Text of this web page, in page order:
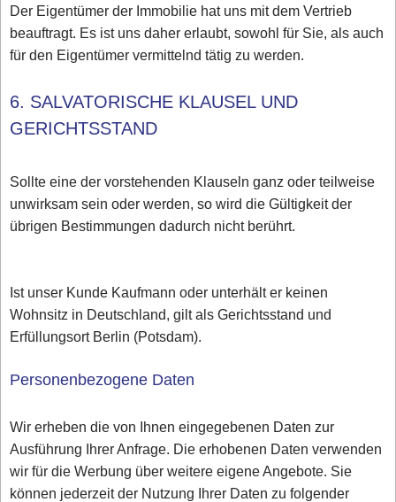
Der Eigentümer der Immobilie hat uns mit dem Vertrieb
beauftragt. Es ist uns daher erlaubt, sowohl für Sie, als auch
für den Eigentümer vermittelnd tätig zu werden.
6. SALVATORISCHE KLAUSEL UND
GERICHTSSTAND
Sollte eine der vorstehenden Klauseln ganz oder teilweise
unwirksam sein oder werden, so wird die Gültigkeit der
übrigen Bestimmungen dadurch nicht berührt.
Ist unser Kunde Kaufmann oder unterhält er keinen
Wohnsitz in Deutschland, gilt als Gerichtsstand und
Erfüllungsort Berlin (Potsdam).
Personenbezogene Daten
Wir erheben die von Ihnen eingegebenen Daten zur
Ausführung Ihrer Anfrage. Die erhobenen Daten verwenden
wir für die Werbung über weitere eigene Angebote. Sie
können jederzeit der Nutzung Ihrer Daten zu folgender